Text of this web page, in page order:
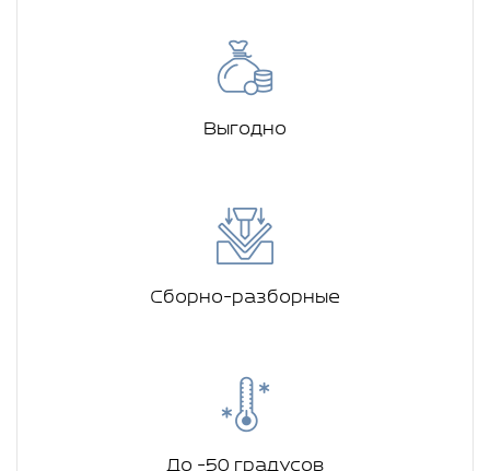
Выгодно
Сборно-разборные
До -50 градусов